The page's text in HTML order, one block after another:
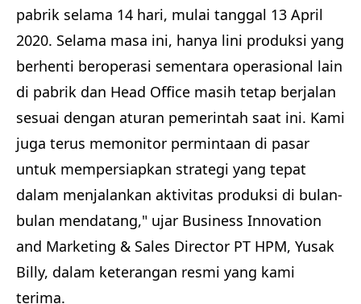
pabrik selama 14 hari, mulai tanggal 13 April
2020. Selama masa ini, hanya lini produksi yang
berhenti beroperasi sementara operasional lain
di pabrik dan Head Office masih tetap berjalan
sesuai dengan aturan pemerintah saat ini. Kami
juga terus memonitor permintaan di pasar
untuk mempersiapkan strategi yang tepat
dalam menjalankan aktivitas produksi di bulan-
bulan mendatang," ujar Business Innovation
and Marketing & Sales Director PT HPM, Yusak
Billy, dalam keterangan resmi yang kami
terima.